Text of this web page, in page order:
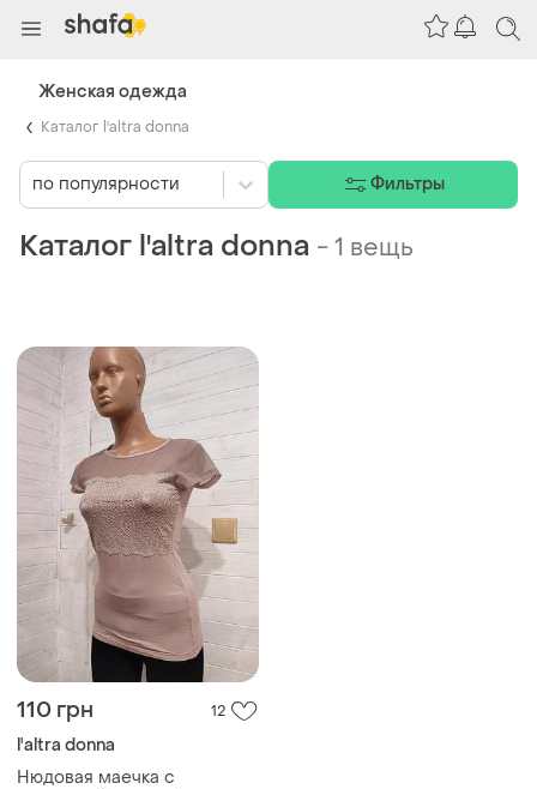
Каталог l'altra donna
Каталог l'altra donna -1 вещь
110 грн 12
l'altra donna
Нюдовая маечка с
по популярности Фильтры
Женская одежда